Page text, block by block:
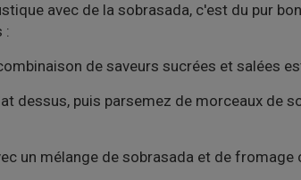
avec de la sobrasada, c'est du pur
:
de saveurs sucrées et salées
dessus, puis parsemez de morceaux de
un mélange de sobrasada et de fromage